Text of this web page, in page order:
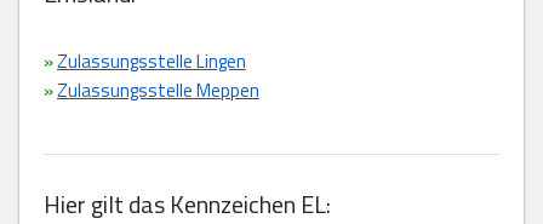
»Zulassungsstelle Lingen
»Zulassungsstelle Meppen
Hier gilt das Kennzeichen EL: